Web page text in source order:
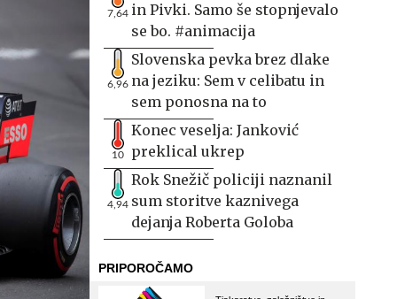
7,64 in Pivki. Samo še stopnjevalo
se bo. #animacija
6,96
Slovenska pevka brez dlake
na jeziku: Sem v celibatu in
sem ponosna na to
10
Konec veselja: Janković
preklical ukrep
4,94
Rok Snežič policiji naznanil
sum storitve kaznivega
dejanja Roberta Goloba